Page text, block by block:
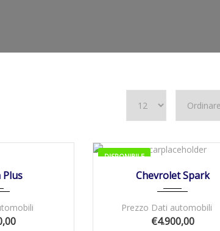
Plus
DISPONIBILE
09/06/2011 Manua...
Chevrolet Spark
Prezzo Dati automobili
€4.900,00